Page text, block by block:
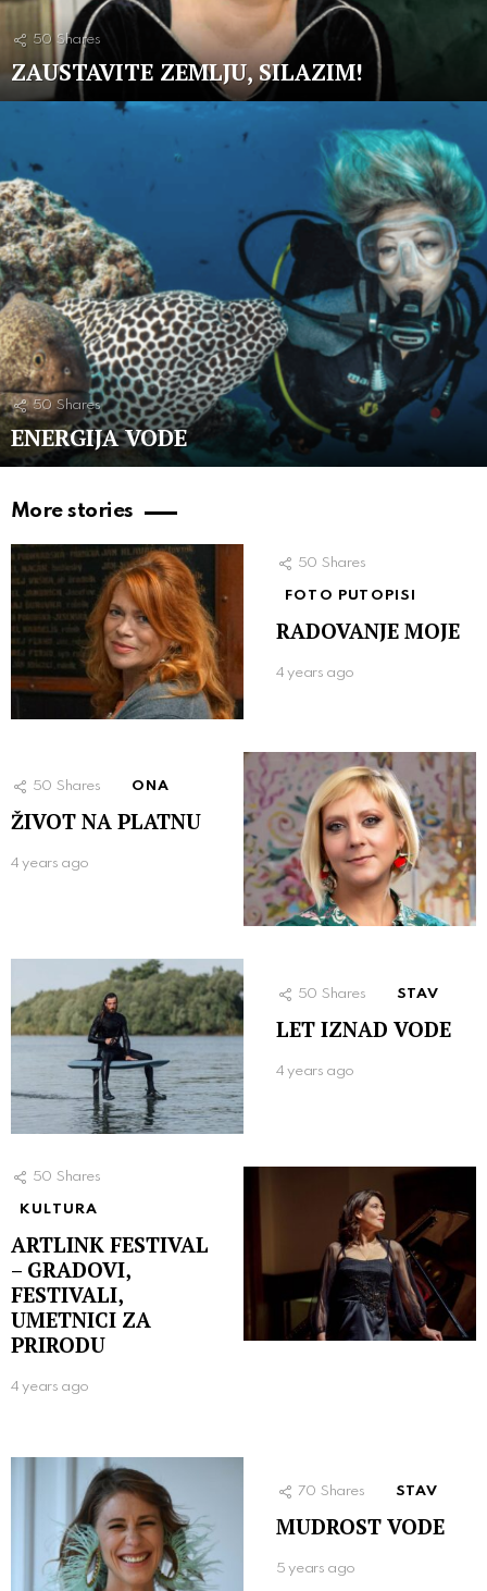
50 Shares
ZAUSTAVITE ZEMLJU, SILAZIM!
50 Shares
ENERGIJA VODE
More stories
50 Shares
FOTO PUTOPISI
RADOVANJE MOJE
4 years ago
50 Shares ONA
ŽIVOT NA PLATNU
4 years ago
50 Shares STAV
LET IZNAD VODE
4 years ago
50 Shares
KULTURA
ARTLINK FESTIVAL
– GRADOVI,
FESTIVALI,
UMETNICI ZA
PRIRODU
4 years ago
70 Shares STAV
MUDROST VODE
5 years ago